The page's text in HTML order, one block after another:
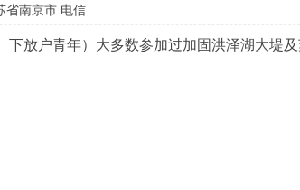
省南京市 电信
下放户青年）大多数参加过加固洪泽湖大堤